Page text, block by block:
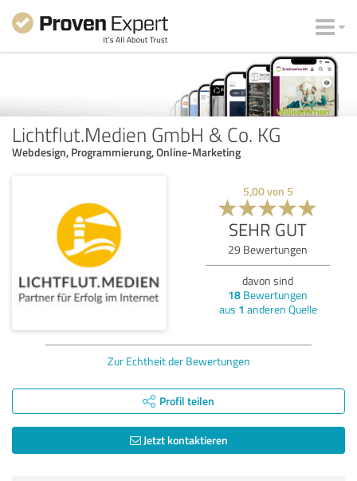
Lichtflut.Medien GmbH & Co. KG
Webdesign, Programmierung, Online-Marketing
5,00von 5
SEHR GUT
29 Bewertungen
davon sind
18 Bewertungen
aus 1 anderen Quelle
Zur Echtheit der Bewertungen
Profil teilen
Jetzt kontaktieren